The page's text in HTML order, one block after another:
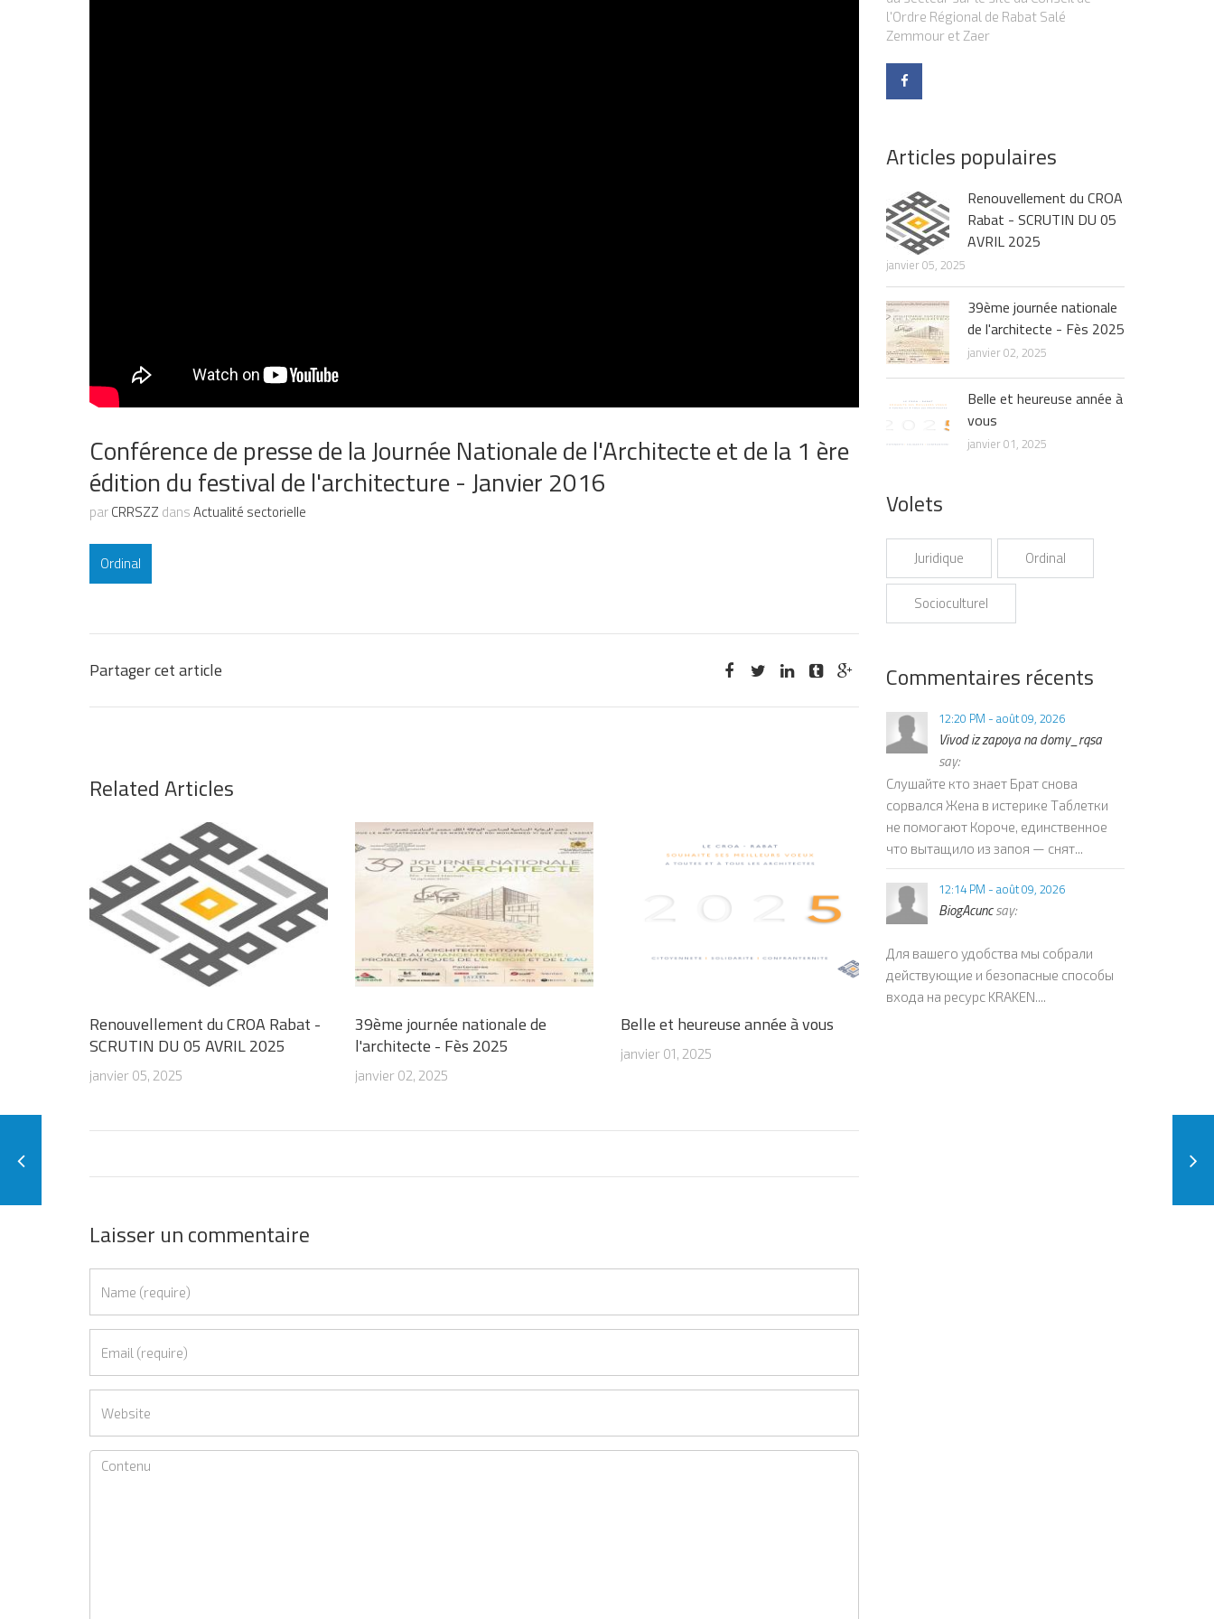
Conférence de presse de la Journée Nationale de l'Architecte et de la 1 ère
édition du festival de l'architecture - Janvier 2016
parCRRSZZ dansActualité sectorielle
Ordinal
Partager cet article
Related Articles
Renouvellement du CROA Rabat -
SCRUTIN DU 05 AVRIL 2025
janvier 05, 2025
39ème journée nationale de
l'architecte - Fès 2025
janvier 02, 2025
Belle et heureuse année à vous
janvier 01, 2025
Laisser un commentaire
l'Ordre Régional de Rabat Salé
Zemmour et Zaer
Articles populaires
Renouvellement du CROA
Rabat - SCRUTIN DU 05
AVRIL 2025
janvier 05, 2025
39ème journée nationale
de l'architecte - Fès 2025
janvier 02, 2025
Belle et heureuse année à
vous
janvier 01, 2025
Volets
Juridique Ordinal
Socioculturel
Commentaires récents
12:20 PM - août 09, 2026
Vivod iz zapoya na domy_rqsa
say:
Слушайте кто знает Брат снова
сорвался Жена в истерике Таблетки
не помогают Короче, единственное
что вытащило из запоя — снят...
12:14 PM - août 09, 2026
BiogAcuncsay:
Для вашего удобства мы собрали
действующие и безопасные способы
входа на ресурс KRAKEN....